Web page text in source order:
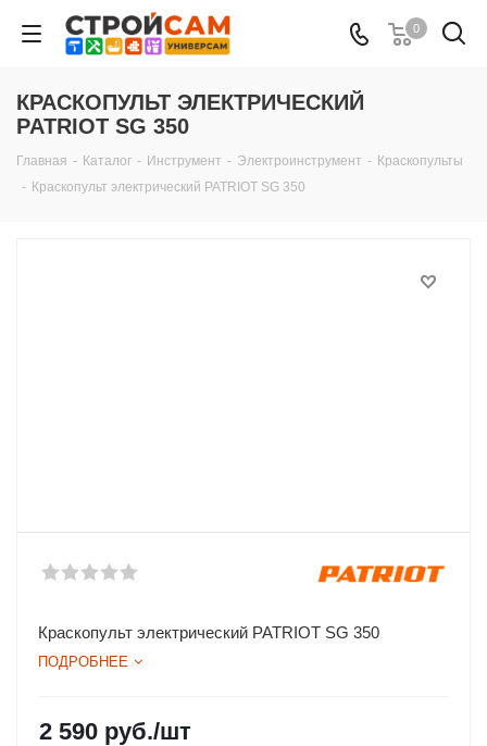
0
КРАСКОПУЛЬТ ЭЛЕКТРИЧЕСКИЙ
PATRIOT SG 350
Главная - Каталог - Инструмент - Электроинструмент - Краскопульты
- Краскопульт электрический PATRIOT SG 350
Краскопульт электрический PATRIOT SG 350
ПОДРОБНЕЕ
2 590 руб./шт